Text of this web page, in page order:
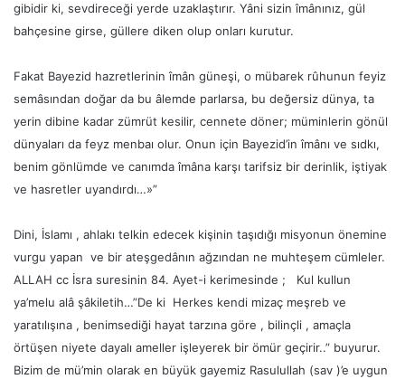
gibidir ki, sevdireceği yerde uzaklaştırır. Yâni sizin îmânınız, gül
bahçesine girse, güllere diken olup onları kurutur.
Fakat Bayezid hazretlerinin îmân güneşi, o mübarek rûhunun feyiz
semâsından doğar da bu âlemde parlarsa, bu değersiz dünya, ta
yerin dibine kadar zümrüt kesilir, cennete döner; müminlerin gönül
dünyaları da feyz menbaı olur. Onun için Bayezid’in îmânı ve sıdkı,
benim gönlümde ve canımda îmâna karşı tarifsiz bir derinlik, iştiyak
ve hasret­ler uyandırdı…»”
Dini, İslamı , ahlakı telkin edecek kişinin taşıdığı misyonun önemine
vurgu yapan ve bir ateşgedânın ağzından ne muhteşem cümleler.
ALLAH cc İsra suresinin 84. Ayet-i kerimesinde ; Kul kullun
ya’melu alâ şâkiletih…”De ki Herkes kendi mizaç meşreb ve
yaratılışına , benimsediği hayat tarzına göre , bilinçli , amaçla
örtüşen niyete dayalı ameller işleyerek bir ömür geçirir..” buyurur.
Bizim de mü’min olarak en büyük gayemiz Rasulullah (sav )’e uygun